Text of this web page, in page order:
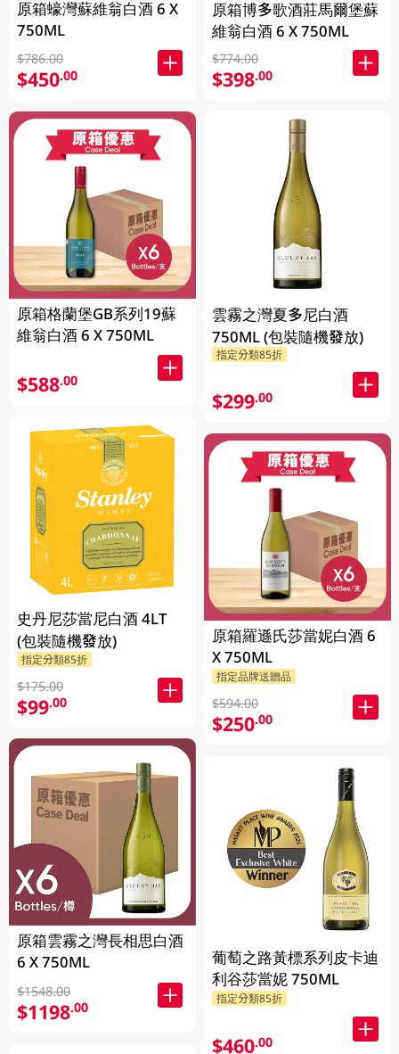
原箱蠔灣蘇維翁白酒 6 X
750ML
$786.00
$450.00
原箱格蘭堡GB系列19蘇
維翁白酒 6 X 750ML
$588.00
史丹尼莎當尼白酒 4LT
(包裝隨機發放)
指定分類85折
$175.00
$99.00
原箱雲霧之灣長相思白酒
6 X 750ML
$1548.00
$1198.00
原箱博多歌酒莊馬爾堡蘇
維翁白酒 6 X 750ML
$774.00
$398.00
雲霧之灣夏多尼白酒
750ML (包裝隨機發放)
指定分類85折
$299.00
原箱羅遜氏莎當妮白酒 6
X 750ML
指定品牌送贈品
$594.00
$250.00
葡萄之路黃標系列皮卡迪
利谷莎當妮 750ML
指定分類85折
$460.00